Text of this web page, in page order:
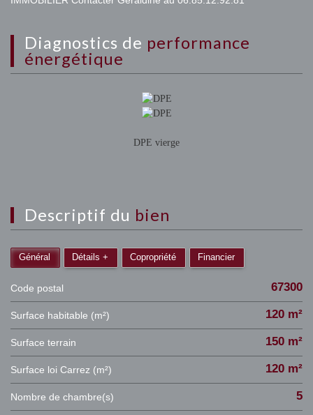
diagnostics de performance
énergétique
DPE vierge
descriptif du bien
Général Détails + Copropriété Financier
Code postal 67300
Surface habitable (m²) 120 m²
surface terrain 150 m²
Surface loi Carrez (m²) 120 m²
Nombre de chambre(s) 5